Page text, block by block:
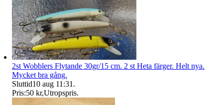
2st Wobblers Flytande 30gr/15 cm. 2 st Heta färger. Helt nya.
Mycket bra gång.
Sluttid10 aug 11:31 .
Pris:50 kr,Utropspris.